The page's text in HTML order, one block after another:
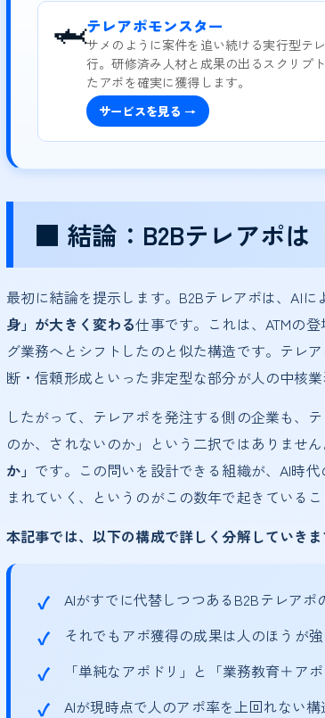
🦈テレアポモンスター
サメのように案件を追い続ける実行型テ
行。研修済み人材と成果の出るスクリプ
たアポを確実に獲得します。
サービスを見る →
■ 結論：B2Bテレアポは
最初に結論を提示します。B2Bテレアポは、AIに
身」が大きく変わる仕事です。これは、ATMの
グ業務へとシフトしたのと似た構造です。テレ
断・信頼形成といった非定型な部分が人の中核
したがって、テレアポを発注する側の企業も、
のか、されないのか」という二択ではありません
か」 です。この問いを設計できる組織が、AI時
まれていく、というのがこの数年で起きているこ
本記事では、以下の構成で詳しく分解していきま
AIがすでに代替しつつあるB2Bテレアポ
それでもアポ獲得の成果は人のほうが
「単純なアポドリ」と「業務教育＋ア
AIが現時点で人のアポ率を上回れない